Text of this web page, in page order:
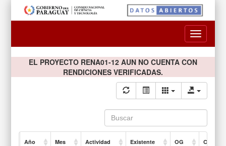
Toggle
EL PROYECTO RENA01-12 AUN NO CUENTA CON
RENDICIONES VERIFICADAS.
Año Mes Actividad Existente OG